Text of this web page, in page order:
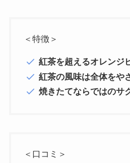
＜特徴＞
紅茶を超えるオレンジ
紅茶の風味は全体をや
焼きたてならではのサ
＜口コミ＞